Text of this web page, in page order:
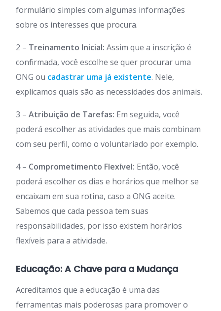
formulário simples com algumas informações
sobre os interesses que procura.
2 – Treinamento Inicial: Assim que a inscrição é
confirmada, você escolhe se quer procurar uma
ONG ou cadastrar uma já existente. Nele,
explicamos quais são as necessidades dos animais.
3 – Atribuição de Tarefas: Em seguida, você
poderá escolher as atividades que mais combinam
com seu perfil, como o voluntariado por exemplo.
4 – Comprometimento Flexível: Então, você
poderá escolher os dias e horários que melhor se
encaixam em sua rotina, caso a ONG aceite.
Sabemos que cada pessoa tem suas
responsabilidades, por isso existem horários
flexíveis para a atividade.
Educação: A Chave para a Mudança
Acreditamos que a educação é uma das
ferramentas mais poderosas para promover o